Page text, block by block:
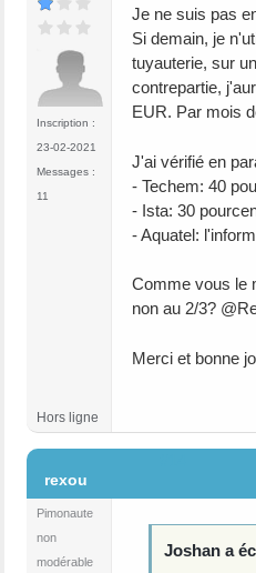
Inscription :
23-02-2021
Messages :
11
Je ne suis pas
Si demain, je
tuyauterie, sur
contrepartie,
EUR. Par mois
J'ai vérifié en
- Techem: 40
- Ista: 30
- Aquatel:
Comme vous le
non au 2/3?
Merci et bonne
Hors ligne
rexou
Pimonaute
non
modérable
Joshan a